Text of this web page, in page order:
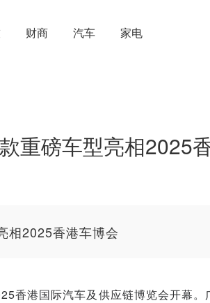
财商 汽车 家电
重磅车型亮相2025
相2025香港车博会
香港国际汽车及供应链博览会开幕。